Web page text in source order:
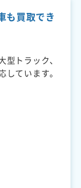
も買取でき
トラック、
ています。